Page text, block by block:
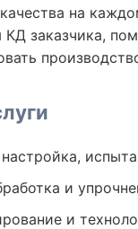
на
заказчика,
и
и